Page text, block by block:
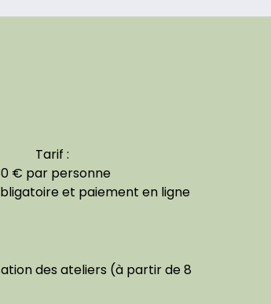
Tarif :
€ par personne
et paiement en ligne
des ateliers (à partir de 8